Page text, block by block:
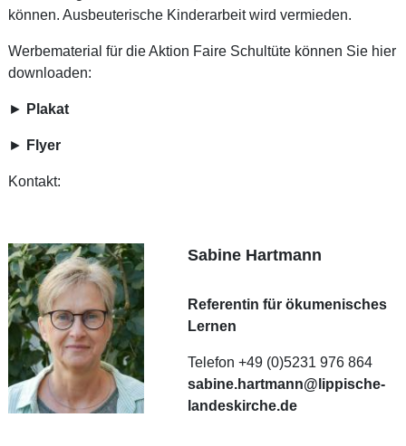
können. Ausbeuterische Kinderarbeit wird vermieden.
Werbematerial für die Aktion Faire Schultüte können Sie hier
downloaden:
► Plakat
► Flyer
Kontakt:
Sabine Hartmann
Referentin für ökumenisches
Lernen
Telefon +49 (0)5231 976 864
sabine.hartmann@lippische-
landeskirche.de